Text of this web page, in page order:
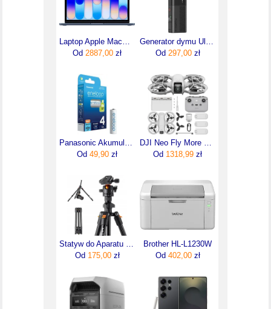
Laptop Apple MacBook Neo 13"/A18 Pro/8GB/256GB/macOS (MHFF4ZEA)
Od 2887,00 zł
Generator dymu Ulanzi FM02
Od 297,00zł
Panasonic Akumulator Eneloop Aa (Lr6) 2000Mah /4Szt
Od 49,90 zł
DJI Neo Fly More Combo
Od 1318,99 zł
Statyw do Aparatu K&F Magnez Głowica 3D 8kg
Od 175,00zł
Brother HL-L1230W
Od 402,00zł